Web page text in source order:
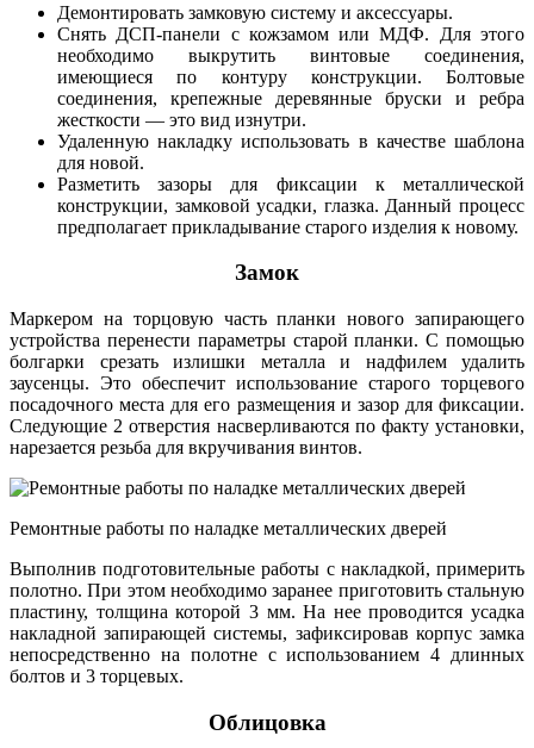
Демонтировать замковую систему и аксессуары.
Снять ДСП-панели с кожзамом или МДФ. Для этого
необходимо выкрутить винтовые соединения,
имеющиеся по контуру конструкции. Болтовые
соединения, крепежные деревянные бруски и ребра
жесткости — это вид изнутри.
Удаленную накладку использовать в качестве шаблона
для новой.
Разметить зазоры для фиксации к металлической
конструкции, замковой усадки, глазка. Данный процесс
предполагает прикладывание старого изделия к новому.
Замок
Маркером на торцовую часть планки нового запирающего
устройства перенести параметры старой планки. С помощью
болгарки срезать излишки металла и надфилем удалить
заусенцы. Это обеспечит использование старого торцевого
посадочного места для его размещения и зазор для фиксации.
Следующие 2 отверстия насверливаются по факту установки,
нарезается резьба для вкручивания винтов.
Ремонтные работы по наладке металлических дверей
Выполнив подготовительные работы с накладкой, примерить
полотно. При этом необходимо заранее приготовить стальную
пластину, толщина которой 3 мм. На нее проводится усадка
накладной запирающей системы, зафиксировав корпус замка
непосредственно на полотне с использованием 4 длинных
болтов и 3 торцевых.
Облицовка